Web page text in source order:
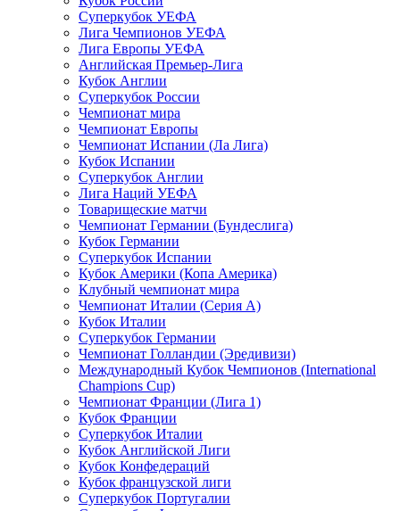
Суперкубок УЕФА
Лига Чемпионов УЕФА
Лига Европы УЕФА
Английская Премьер-Лига
Кубок Англии
Суперкубок России
Чемпионат мира
Чемпионат Европы
Чемпионат Испании (Ла Лига)
Кубок Испании
Суперкубок Англии
Лига Наций УЕФА
Товарищеские матчи
Чемпионат Германии (Бундеслига)
Кубок Германии
Суперкубок Испании
Кубок Америки (Копа Америка)
Клубный чемпионат мира
Чемпионат Италии (Серия А)
Кубок Италии
Суперкубок Германии
Чемпионат Голландии (Эредивизи)
Международный Кубок Чемпионов (International
Champions Cup)
Чемпионат Франции (Лига 1)
Кубок Франции
Суперкубок Италии
Кубок Английской Лиги
Кубок Конфедераций
Кубок французской лиги
Суперкубок Португалии